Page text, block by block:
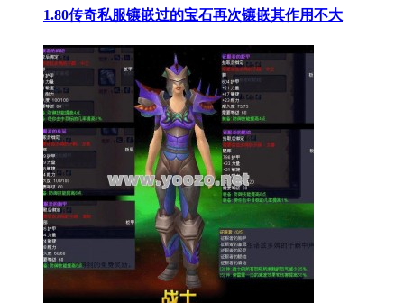
1.80传奇私服镶嵌过的宝石再次镶嵌其作用不大